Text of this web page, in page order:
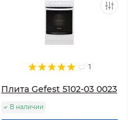
1
Плита Gefest 5102-03 0023
В наличии